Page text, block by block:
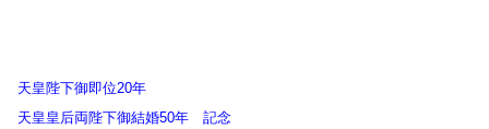
天皇陛下御即位20年
天皇皇后両陛下御結婚50年 記念